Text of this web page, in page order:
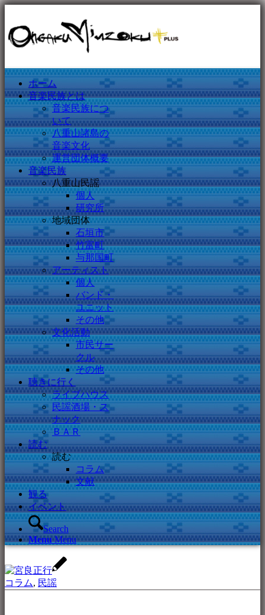
ホーム
音楽民族とは
音楽民族につ
いて
八重山諸島の
音楽文化
運営団体概要
音楽民族
八重山民謡
個人
研究所
地域団体
石垣市
竹富町
与那国町
アーティスト
個人
バンド・
ユニット
その他
文化活動
市民サー
クル
その他
聴きに行く
ライブハウス
民謡酒場・ス
ナック
ＢＡＲ
読む
読む
コラム
文献
観る
イベント
Search
Menu Menu
コラム, 民謡